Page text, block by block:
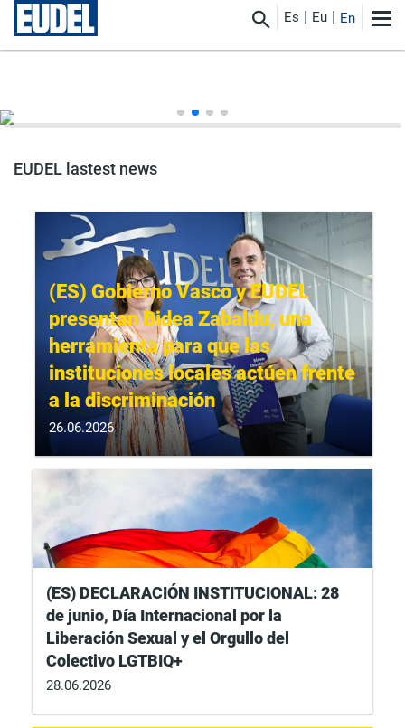
Es Eu En
EUDEL lastest news
26.06.2026
(ES) Gobierno Vasco y EUDEL
presentan Bidea Zabaldu, una
herramienta para que las
instituciones locales actúen frente
a la discriminación
28.06.2026
(ES) DECLARACIÓN INSTITUCIONAL: 28
de junio, Día Internacional por la
Liberación Sexual y el Orgullo del
Colectivo LGTBIQ+